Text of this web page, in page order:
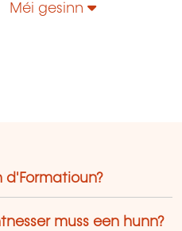
experts de
Méi gesinn
d'Formatioun?
muss een hunn?